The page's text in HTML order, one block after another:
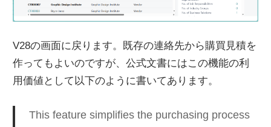
V28の画面に戻ります。既存の連絡先から購買見積を
作ってもよいのですが、公式文書にはこの機能の利
用価値として以下のように書いてあります。
This feature simplifies the purchasing process